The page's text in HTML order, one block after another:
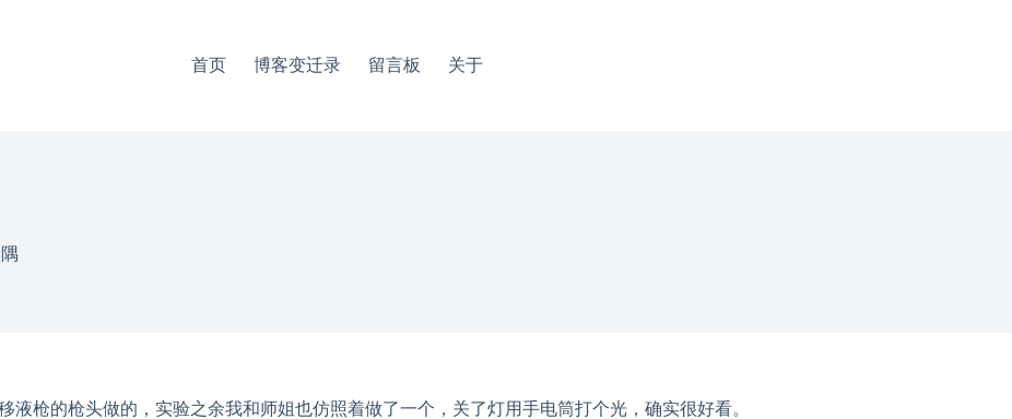
首页 博客变迁录 留言板 关于
枪的枪头做的，实验之余我和师姐也仿照着做了一个，关了灯用手电筒打个光，确实很好看。